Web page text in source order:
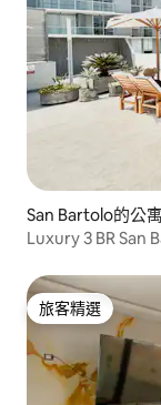
San Bartolo的公寓
Luxury 3 BR San
旅客精選
旅客精選